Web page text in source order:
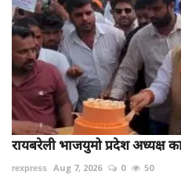
रायबरेली भाजयुमो प्रदेश
rexpress Aug 7, 2026 0 50